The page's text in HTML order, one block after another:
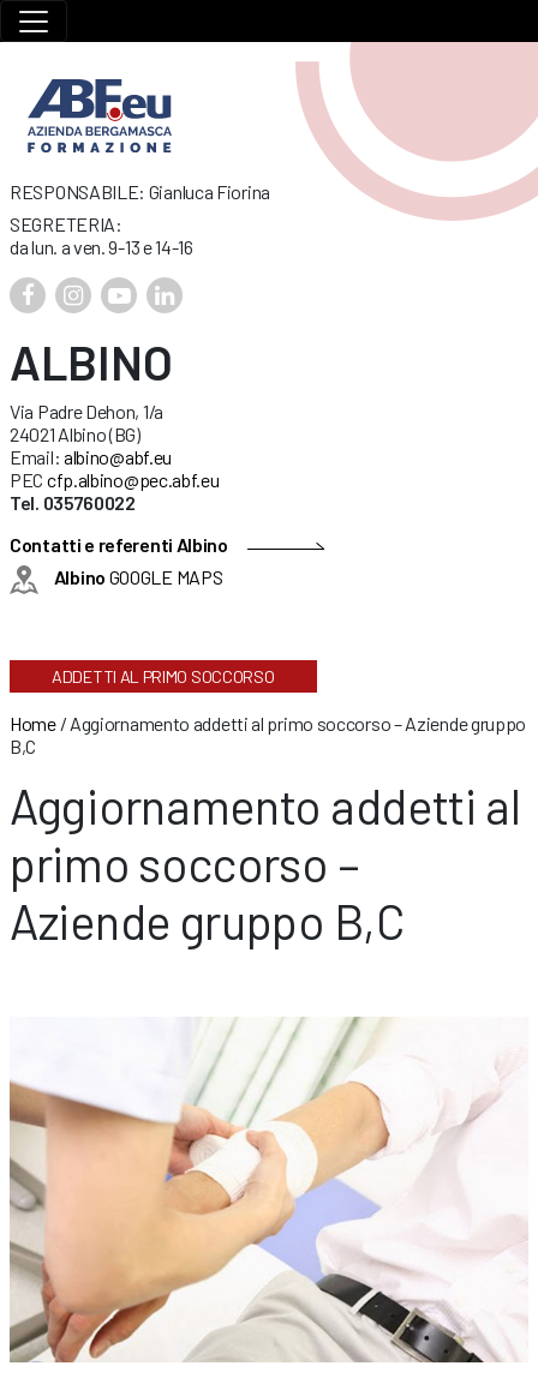
RESPONSABILE: Gianluca Fiorina
SEGRETERIA:
da lun. a ven. 9-13 e 14-16
ALBINO
Via Padre Dehon, 1/a
24021 Albino (BG)
Email: albino@abf.eu
PEC cfp.albino@pec.abf.eu
Tel. 035760022
Contatti e referenti Albino
Albino GOOGLE MAPS
ADDETTI AL PRIMO SOCCORSO
Home/ Aggiornamento addetti al primo soccorso – Aziende gruppo
B,C
Aggiornamento addetti al
primo soccorso –
Aziende gruppo B,C